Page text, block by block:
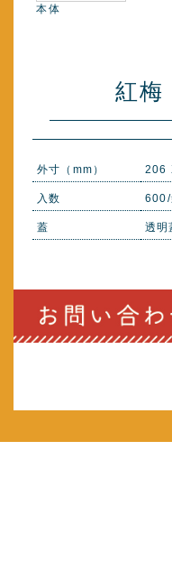
本体
紅
外寸（mm） 206
入数 600/
蓋 透明